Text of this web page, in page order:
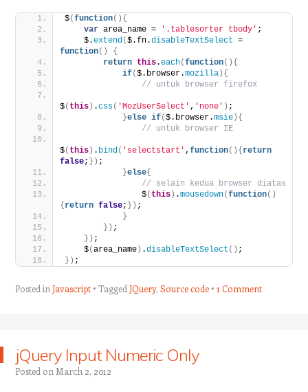
$(function( ) {
var area_name = '.tablesorter tbody' ;
    $.
extend ($.fn.disableTextSelect
=
function( )
{
return this.each(function( ) {
if($.browser.mozilla) {
// untuk browser firefox
$( this) .css( 'MozUserSelect' , 'none' ) ;
}else if($.browser.msie) {
// untuk browser IE
$( this) . bind ( 'selectstart' , function( ) {return
false; } ) ;
}else{
// selain kedua browser diatas
                $
( this) .mousedown(function( )
{return false; } ) ;
}
} ) ;
} ) ;
    $
(area_name) .disableTextSelect ( ) ;
} ) ;
Posted in Javascript Tagged JQuery, Source code 1 Comment
jQuery Input Numeric Only
Posted on March 2, 2012